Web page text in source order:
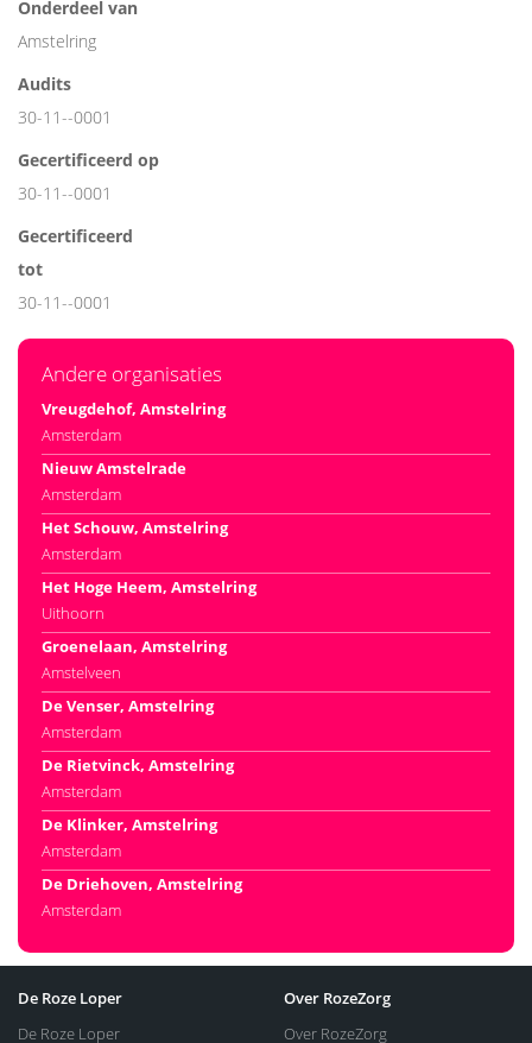
Onderdeel van
Amstelring
Audits
30-11--0001
Gecertificeerd op
30-11--0001
Gecertificeerd
tot
30-11--0001
Andere organisaties
Vreugdehof, Amstelring
Amsterdam
Nieuw Amstelrade
Amsterdam
Het Schouw, Amstelring
Amsterdam
Het Hoge Heem, Amstelring
Uithoorn
Groenelaan, Amstelring
Amstelveen
De Venser, Amstelring
Amsterdam
De Rietvinck, Amstelring
Amsterdam
De Klinker, Amstelring
Amsterdam
De Driehoven, Amstelring
Amsterdam
De Roze Loper
De Roze Loper
Over RozeZorg
Over RozeZorg